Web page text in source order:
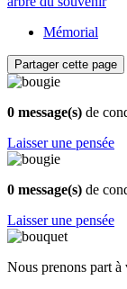
Mémorial
Partager cette page
0 message(s) de
Laisser une pensée
0 message(s) de
Laisser une pensée
Nous prenons part à